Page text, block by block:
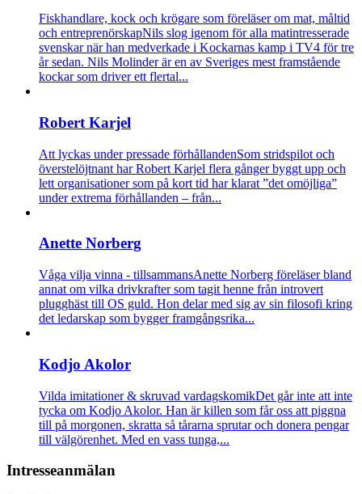
Fiskhandlare, kock och krögare som föreläser om mat, måltid
och entreprenörskapNils slog igenom för alla matintresserade
svenskar när han medverkade i Kockarnas kamp i TV4 för tre
år sedan. Nils Molinder är en av Sveriges mest framstående
kockar som driver ett flertal...
Robert Karjel
Att lyckas under pressade förhållandenSom stridspilot och
överstelöjtnant har Robert Karjel flera gånger byggt upp och
lett organisationer som på kort tid har klarat ”det omöjliga”
under extrema förhållanden – från...
Anette Norberg
Våga vilja vinna - tillsammansAnette Norberg föreläser bland
annat om vilka drivkrafter som tagit henne från introvert
plugghäst till OS guld. Hon delar med sig av sin filosofi kring
det ledarskap som bygger framgångsrika...
Kodjo Akolor
Vilda imitationer & skruvad vardagskomikDet går inte att inte
tycka om Kodjo Akolor. Han är killen som får oss att piggna
till på morgonen, skratta så tårarna sprutar och donera pengar
till välgörenhet. Med en vass tunga,...
Intresseanmälan